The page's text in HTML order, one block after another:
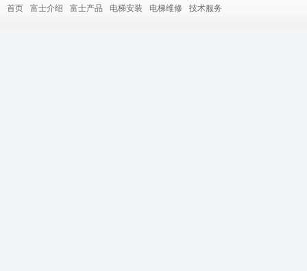
首页 富士介绍 富士产品 电梯安装 电梯维修 技术服务